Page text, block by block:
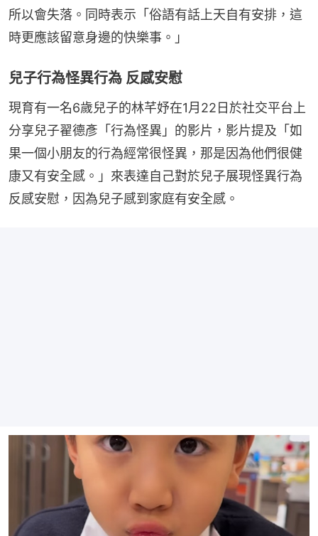
所以會失落。同時表示「俗語有話上天自有安排，這
時更應該留意身邊的快樂事。」
兒子行為怪異行為 反感安慰
現育有一名6歲兒子的林芊妤在1月22日於社交平台上
分享兒子翟德彥「行為怪異」的影片，影片提及「如
果一個小朋友的行為經常很怪異，那是因為他們很健
康又有安全感。」來表達自己對於兒子展現怪異行為
反感安慰，因為兒子感到家庭有安全感。